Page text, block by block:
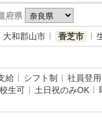
府県
大和郡山市 香芝市
給 シフト制 社員登用
生可 土日祝のみOK